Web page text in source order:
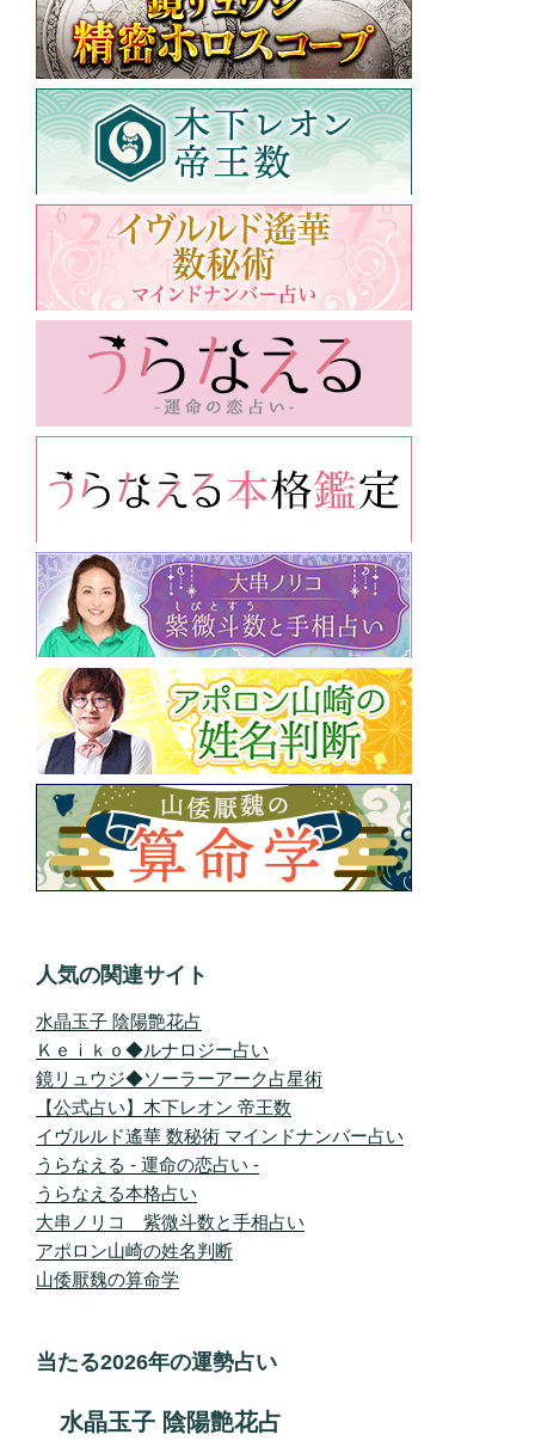
人気の関連サイト
水晶玉子 陰陽艶花占
Ｋｅｉｋｏ◆ルナロジー占い
鏡リュウジ◆ソーラーアーク占星術
【公式占い】木下レオン 帝王数
イヴルルド遙華 数秘術 マインドナンバー占い
うらなえる - 運命の恋占い -
うらなえる本格占い
大串ノリコ 紫微斗数と手相占い
アポロン山崎の姓名判断
山倭厭魏の算命学
当たる2026年の運勢占い
水晶玉子 陰陽艶花占